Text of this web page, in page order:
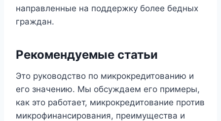
направленные на поддержку более бедных
граждан.
Рекомендуемые статьи
Это руководство по микрокредитованию и
его значению. Мы обсуждаем его примеры,
как это работает, микрокредитование против
микрофинансирования, преимущества и